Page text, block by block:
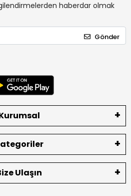
haberdar olmak
Gönder
Ulaşın